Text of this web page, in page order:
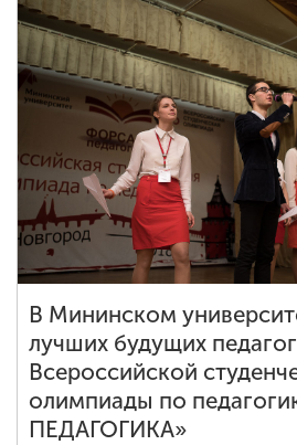
ENG SPN CHI
Приемная
комиссия
+7 (831) 262-26-20
В Мининском
лучших будущих
Всероссийской
олимпиады по
ПЕДАГОГИКА»